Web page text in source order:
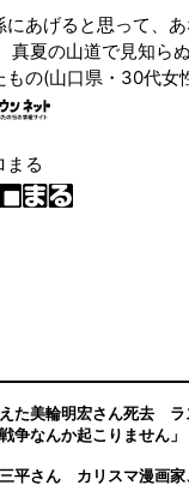
にあげると思って、
真夏の山道で見知ら
もの(山口県・30代女
まる
た美輪明宏さん死去 ラ
なんか起こりません」
平さん カリスマ漫画家